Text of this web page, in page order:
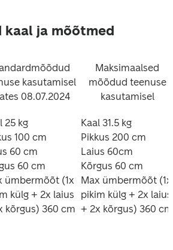
kaal ja mõõtmed
kasutamisel
08.07.2024
Maksimaalsed
mõõdud teenuse
kasutamisel
25 kg
100 cm
60 cm
60 cm
ümbermõõt (1x
külg + 2x laius
kõrgus) 360 cm
Kaal 31.5 kg
Pikkus 200 cm
Laius 60cm
Kõrgus 60 cm
Max ümbermõõt (1x
pikim külg + 2x laius
+ 2x kõrgus) 360 cm